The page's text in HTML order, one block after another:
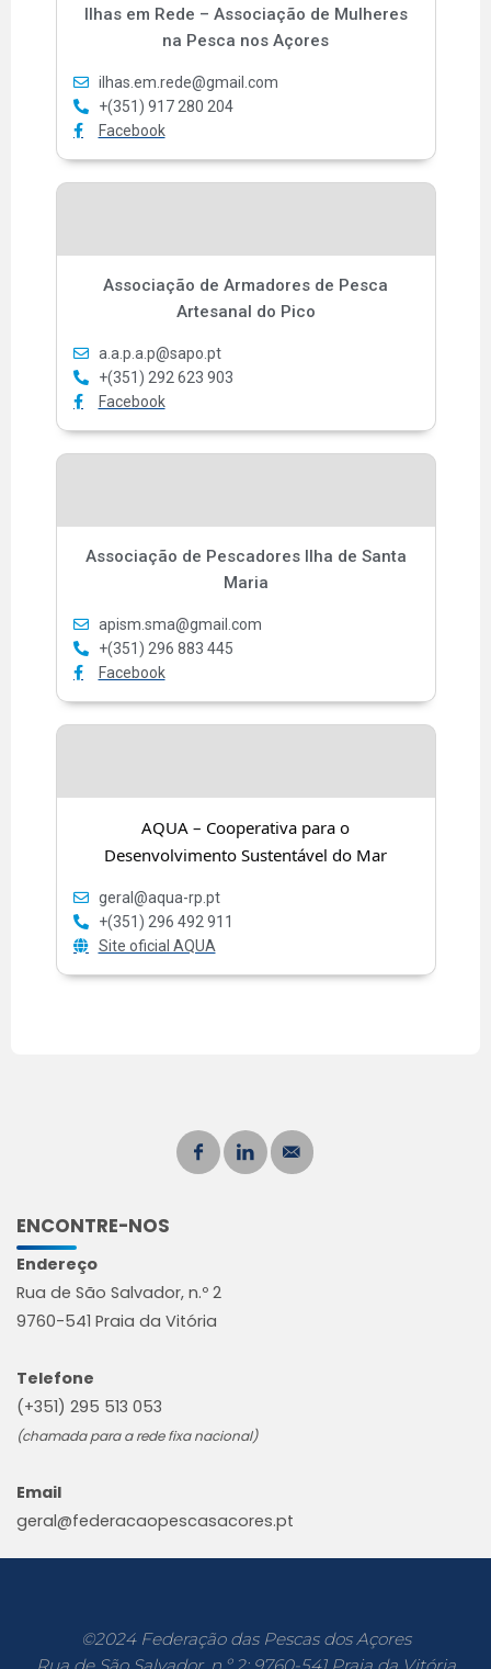
Ilhas em Rede – Associação de Mulheres
na Pesca nos Açores
ilhas.em.rede@gmail.com
+(351) 917 280 204
Facebook
Associação de Armadores de Pesca
Artesanal do Pico
a.a.p.a.p@sapo.pt
+(351) 292 623 903
Facebook
Associação de Pescadores Ilha de Santa
Maria
apism.sma@gmail.com
+(351) 296 883 445
Facebook
AQUA – Cooperativa para o
Desenvolvimento Sustentável do Mar
geral@aqua-rp.pt
+(351) 296 492 911
Site oficial AQUA
ENCONTRE-NOS
Endereço
Rua de São Salvador, n.º 2
9760-541 Praia da Vitória
Telefone
(+351) 295 513 053
(chamada para a rede fixa nacional)
Email
geral@federacaopescasacores.pt
©2024 Federação das Pescas dos Açores
Rua de São Salvador, n.º 2; 9760-541 Praia da Vitória